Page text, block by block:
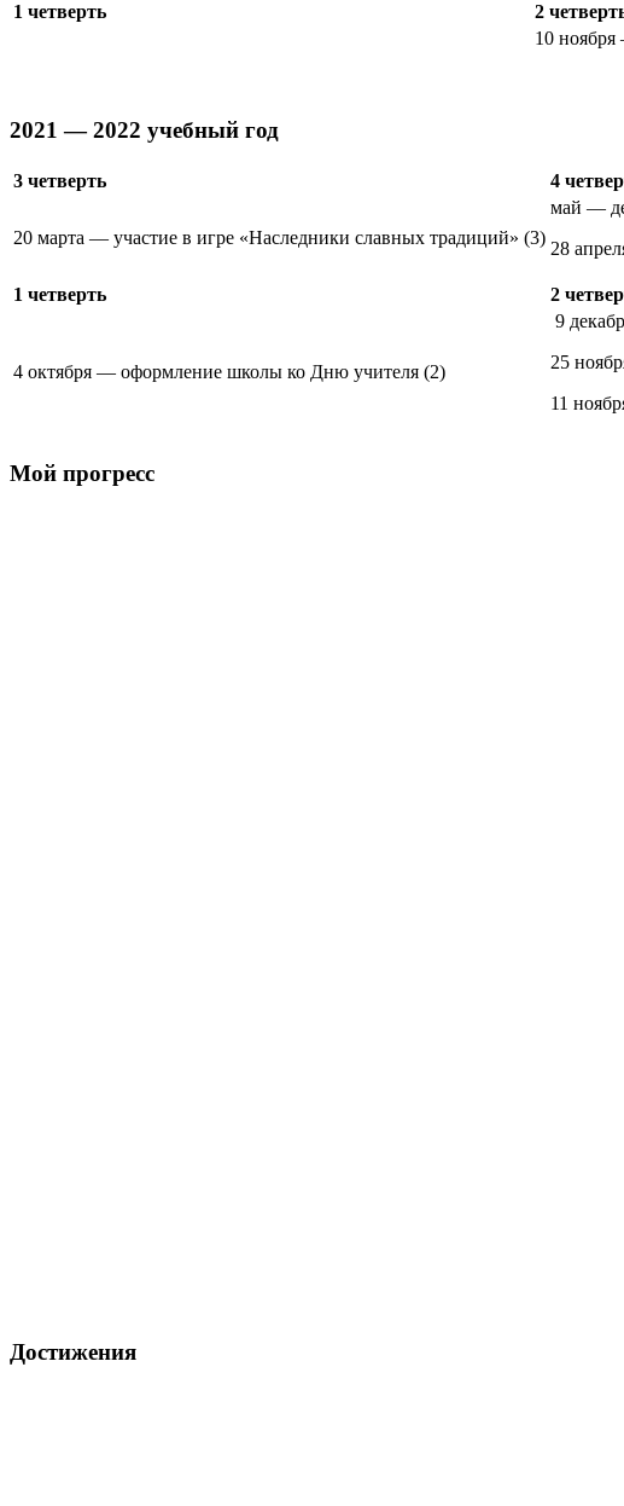
1 четверть
2
10
2021 — 2022 учебный год
3 четверть 4
20 марта — участие в игре «Наследники славных традиций» (3)
май —
28
1 четверть 2
4 октября — оформление школы ко Дню учителя (2)
9
25
11
Мой прогресс
Достижения